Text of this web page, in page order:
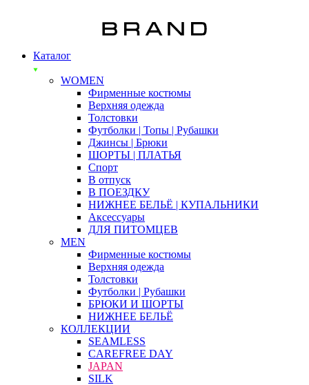
Каталог
WOMEN
Фирменные костюмы
Верхняя одежда
Толстовки
Футболки | Топы | Рубашки
Джинсы | Брюки
ШОРТЫ | ПЛАТЬЯ
Спорт
В отпуск
В ПОЕЗДКУ
НИЖНЕЕ БЕЛЬЁ | КУПАЛЬНИКИ
Аксессуары
ДЛЯ ПИТОМЦЕВ
MEN
Фирменные костюмы
Верхняя одежда
Толстовки
Футболки | Рубашки
БРЮКИ И ШОРТЫ
НИЖНЕЕ БЕЛЬЁ
КОЛЛЕКЦИИ
SEAMLESS
CAREFREE DAY
JAPAN
SILK